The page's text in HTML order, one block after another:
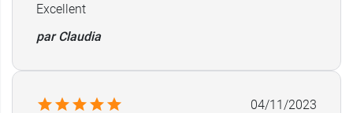
Excellent
par Claudia
04/11/2023